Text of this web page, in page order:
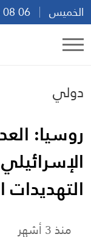
الخميس
05:13
دولي
روسيا:
منذ 3 أشهر